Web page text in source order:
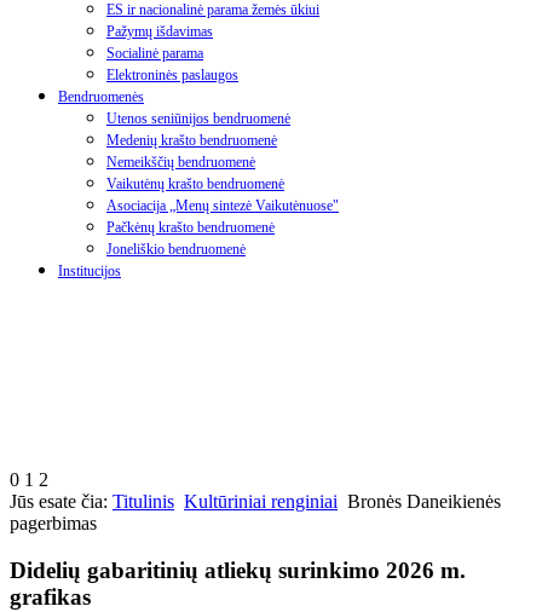
ES ir nacionalinė parama žemės ūkiui
Pažymų išdavimas
Socialinė parama
Elektroninės paslaugos
Bendruomenės
Utenos seniūnijos bendruomenė
Medenių krašto bendruomenė
Nemeikščių bendruomenė
Vaikutėnų krašto bendruomenė
Asociacija „Menų sintezė Vaikutėnuose"
Pačkėnų krašto bendruomenė
Joneliškio bendruomenė
Institucijos
0 1 2
Jūs esate čia: Titulinis Kultūriniai renginiai Bronės Daneikienės
pagerbimas
Didelių gabaritinių atliekų surinkimo 2026 m.
grafikas